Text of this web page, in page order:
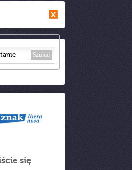
Szukaj
się